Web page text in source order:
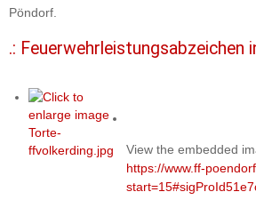
Pöndorf.
.: Feuerwehrleistungsabzeichen
View the embedded
https://www.ff-